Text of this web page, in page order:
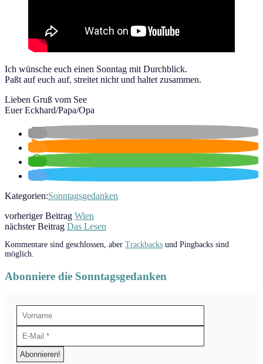
Ich wünsche euch einen Sonntag mit Durchblick.
Paßt auf euch auf, streitet nicht und haltet zusammen.
Lieben Gruß vom See
Euer Eckhard/Papa/Opa
Kategorien:Sonntagsgedanken
vorheriger Beitrag Wien
nächster Beitrag Das Lesen
Kommentare sind geschlossen, aber Trackbacks und Pingbacks sind
möglich.
Abonniere die Sonntagsgedanken